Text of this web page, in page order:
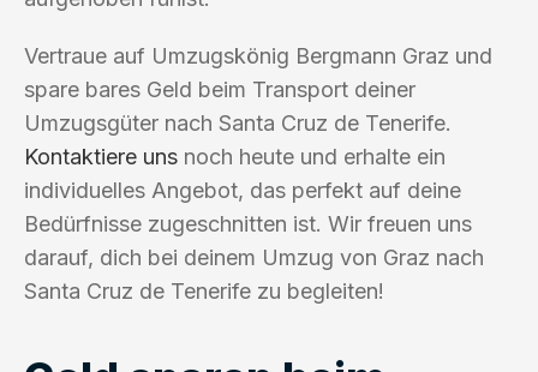
Vertraue auf Umzugskönig Bergmann Graz und
spare bares Geld beim Transport deiner
Umzugsgüter nach Santa Cruz de Tenerife.
Kontaktiere uns noch heute und erhalte ein
individuelles Angebot, das perfekt auf deine
Bedürfnisse zugeschnitten ist. Wir freuen uns
darauf, dich bei deinem Umzug von Graz nach
Santa Cruz de Tenerife zu begleiten!